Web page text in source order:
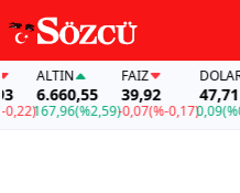
ALTIN
6.660,55
167,96(%2,59)
FAİZ
39,92
-0,07(%-0,17)
DOLAR
47,71
0,09